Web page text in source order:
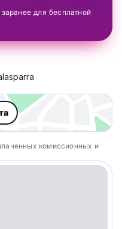
для бесплатной
комиссионных и